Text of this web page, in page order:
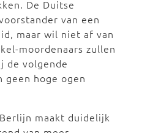
De Duitse
van een
maar wil niet af van
moordenaars zullen
de volgende
geen hoge ogen
maakt duidelijk